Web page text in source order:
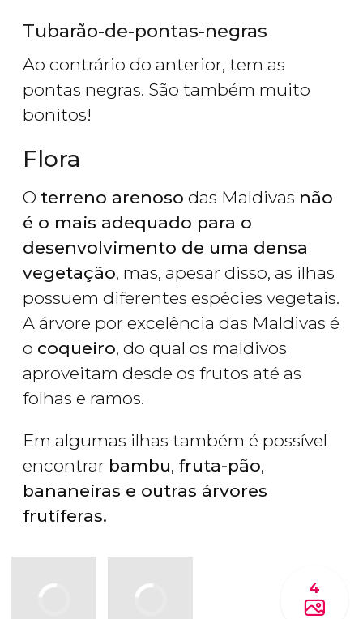
Tubarão-de-pontas-negras
Ao contrário do anterior, tem as
pontas negras. São também muito
bonitos!
Flora
O terreno arenoso das Maldivas não
é o mais adequado para o
desenvolvimento de uma densa
vegetação, mas, apesar disso, as ilhas
possuem diferentes espécies vegetais.
A árvore por excelência das Maldivas é
o coqueiro, do qual os maldivos
aproveitam desde os frutos até as
folhas e ramos.
Em algumas ilhas também é possível
encontrar bambu, fruta-pão,
bananeiras e outras árvores
frutíferas.
4